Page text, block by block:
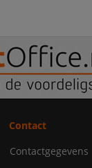
Contact
Contactgegevens